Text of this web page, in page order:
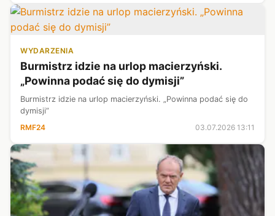
WYDARZENIA
Burmistrz idzie na urlop macierzyński.
„Powinna podać się do dymisji”
Burmistrz idzie na urlop macierzyński. „Powinna podać się do
dymisji”
RMF24
03.07.2026 13:11